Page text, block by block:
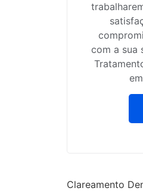
com a sua
Clareamento